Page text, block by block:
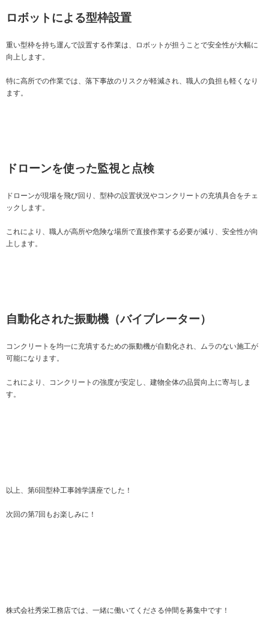
ロボットによる型枠設置
重い型枠を持ち運んで設置する作業は、ロボットが担うことで安全性が大幅に
向上します。
特に高所での作業では、落下事故のリスクが軽減され、職人の負担も軽くなり
ます。
ドローンを使った監視と点検
ドローンが現場を飛び回り、型枠の設置状況やコンクリートの充填具合をチェ
ックします。
これにより、職人が高所や危険な場所で直接作業する必要が減り、安全性が向
上します。
自動化された振動機（バイブレーター）
コンクリートを均一に充填するための振動機が自動化され、ムラのない施工が
可能になります。
これにより、コンクリートの強度が安定し、建物全体の品質向上に寄与しま
す。
以上、第6回型枠工事雑学講座でした！
次回の第7回もお楽しみに！
株式会社秀栄工務店では、一緒に働いてくださる仲間を募集中です！